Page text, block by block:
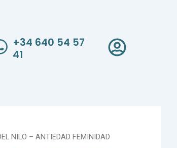
+34 640 54 57
41
NILO – ANTIEDAD FEMINIDAD